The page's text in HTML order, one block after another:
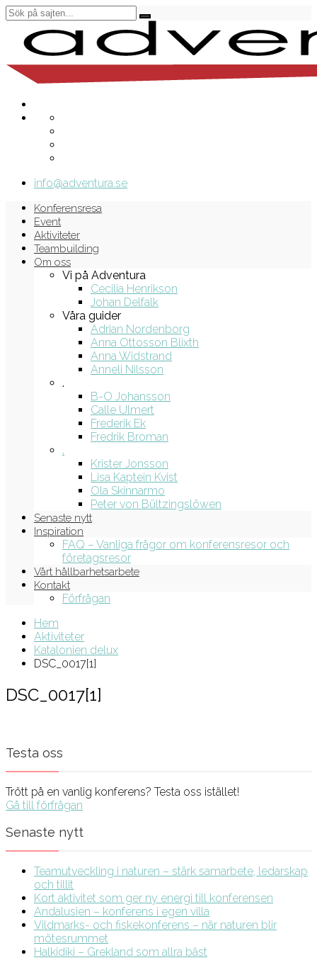
info@adventura.se
Konferensresa
Event
Aktiviteter
Teambuilding
Om oss
Vi på Adventura
Cecilia Henrikson
Johan Delfalk
Våra guider
Adrian Nordenborg
Anna Ottosson Blixth
Anna Widstrand
Anneli Nilsson
.
B-O Johansson
Calle Ulmert
Frederik Ek
Fredrik Broman
.
Krister Jonsson
Lisa Kaptein Kvist
Ola Skinnarmo
Peter von Bültzingslöwen
Senaste nytt
Inspiration
FAQ – Vanliga frågor om konferensresor och
företagsresor
Vårt hållbarhetsarbete
Kontakt
Förfrågan
Hem
Aktiviteter
Katalonien delux
DSC_0017[1]
DSC_0017[1]
Testa oss
Trött på en vanlig konferens? Testa oss istället!
Gå till förfrågan
Senaste nytt
Teamutveckling i naturen – stärk samarbete, ledarskap
och tillit
Kort aktivitet som ger ny energi till konferensen
Andalusien – konferens i egen villa
Vildmarks- och fiskekonferens – när naturen blir
mötesrummet
Halkidiki – Grekland som allra bäst